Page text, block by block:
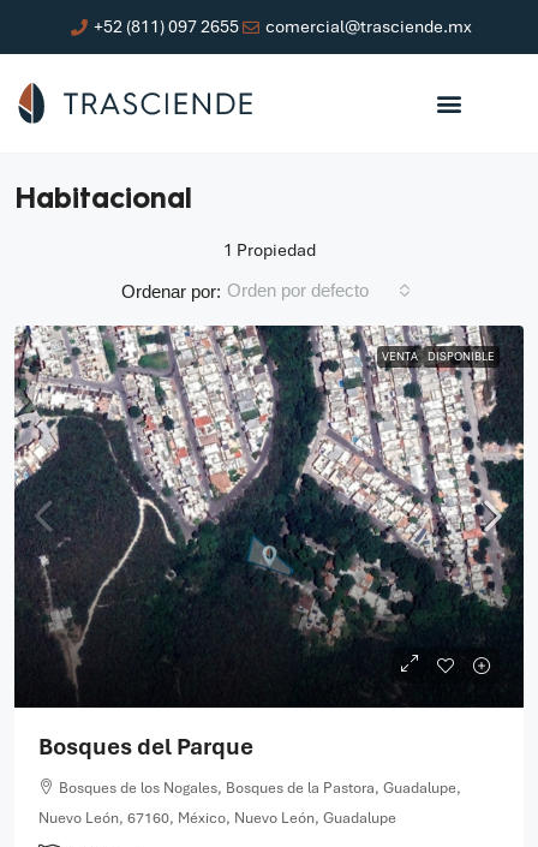
+52 (811) 097 2655 comercial@trasciende.mx
Habitacional
1 Propiedad
Ordenar por: Orden por defecto
VENTA DISPONIBLE
Bosques del Parque
Bosques de los Nogales, Bosques de la Pastora, Guadalupe,
Nuevo León, 67160, México, Nuevo León, Guadalupe